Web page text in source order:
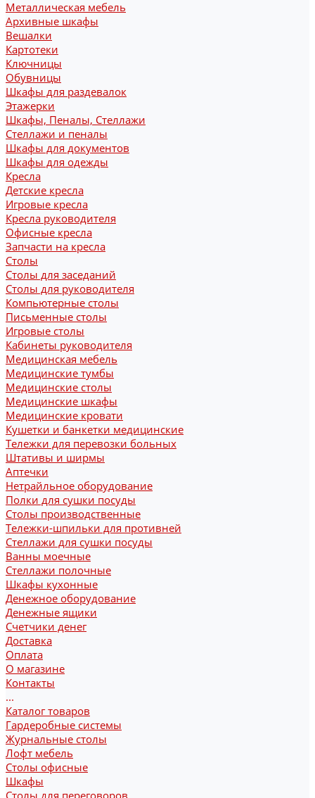
Металлическая мебель
Архивные шкафы
Вешалки
Картотеки
Ключницы
Обувницы
Шкафы для раздевалок
Этажерки
Шкафы, Пеналы, Стеллажи
Стеллажи и пеналы
Шкафы для документов
Шкафы для одежды
Кресла
Детские кресла
Игровые кресла
Кресла руководителя
Офисные кресла
Запчасти на кресла
Столы
Столы для заседаний
Столы для руководителя
Компьютерные столы
Письменные столы
Игровые столы
Кабинеты руководителя
Медицинская мебель
Медицинские тумбы
Медицинские столы
Медицинские шкафы
Медицинские кровати
Кушетки и банкетки медицинские
Тележки для перевозки больных
Штативы и ширмы
Аптечки
Нетрайльное оборудование
Полки для сушки посуды
Столы производственные
Тележки-шпильки для противней
Стеллажи для сушки посуды
Ванны моечные
Стеллажи полочные
Шкафы кухонные
Денежное оборудование
Денежные ящики
Счетчики денег
Доставка
Оплата
О магазине
Контакты
...
Каталог товаров
Гардеробные системы
Журнальные столы
Лофт мебель
Столы офисные
Шкафы
Столы для переговоров